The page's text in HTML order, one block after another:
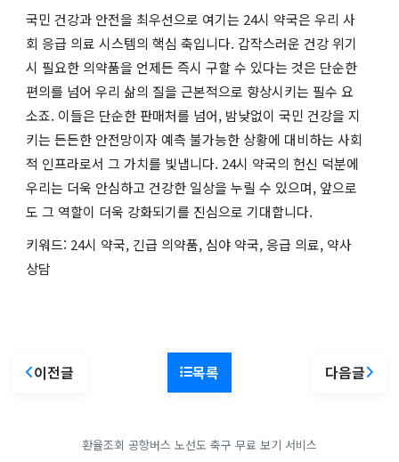
국민 건강과 안전을 최우선으로 여기는 24시 약국은 우리 사
회 응급 의료 시스템의 핵심 축입니다. 갑작스러운 건강 위기
시 필요한 의약품을 언제든 즉시 구할 수 있다는 것은 단순한
편의를 넘어 우리 삶의 질을 근본적으로 향상시키는 필수 요
소죠. 이들은 단순한 판매처를 넘어, 밤낮없이 국민 건강을 지
키는 든든한 안전망이자 예측 불가능한 상황에 대비하는 사회
적 인프라로서 그 가치를 빛냅니다. 24시 약국의 헌신 덕분에
우리는 더욱 안심하고 건강한 일상을 누릴 수 있으며, 앞으로
도 그 역할이 더욱 강화되기를 진심으로 기대합니다.
키워드: 24시 약국, 긴급 의약품, 심야 약국, 응급 의료, 약사
상담
이전글 목록 다음글
환율조회 공항버스 노선도 축구 무료 보기 서비스